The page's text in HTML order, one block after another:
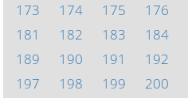
173
174 175 176
181
182 183 184
189
190 191 192
197
198 199 200